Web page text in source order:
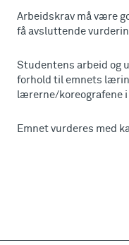
Arbeidskrav må være
få avsluttende
Studentens arbeid og
forhold til emnets
lærerne/koreografene i
Emnet vurderes med